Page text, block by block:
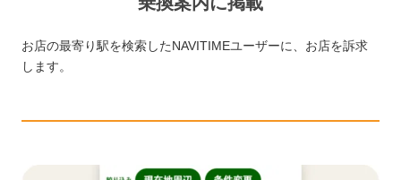
お店の最寄り駅を検索したNAVITIMEユーザーに、お店を訴求
します。